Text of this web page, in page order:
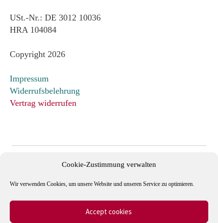
Cookie-Zustimmung verwalten
Wir verwenden Cookies, um unsere Website und unseren Service zu optimieren.
Accept cookies
USt.-Nr.: DE 3012 10036
HRA 104084
Copyright 2026
Impressum
Widerrufsbelehrung
Vertrag widerrufen